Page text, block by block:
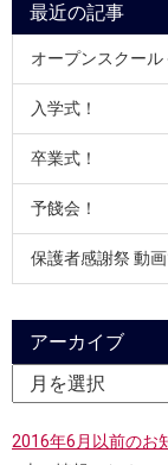
最近の記事
オープンスクール
入学式！
卒業式！
予餞会！
保護者感謝祭 動画
アーカイブ
2016年6月以前のお